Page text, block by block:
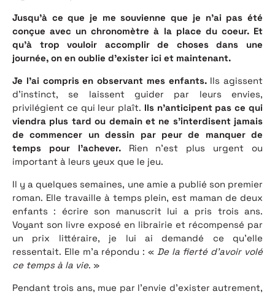
Jusqu’à ce que je me souvienne que je n’ai pas été
conçue avec un chronomètre à la place du coeur. Et
qu’à trop vouloir accomplir de choses dans une
journée, on en oublie d’exister ici et maintenant.
Je l’ai compris en observant mes enfants.Ils agissent
d’instinct, se laissent guider par leurs envies,
privilégient ce qui leur plaît. Ils n’anticipent pas ce qui
viendra plus tard ou demain et ne s’interdisent jamais
de commencer un dessin par peur de manquer de
temps pour l’achever.Rien n’est plus urgent ou
important à leurs yeux que le jeu.
Il y a quelques semaines, une amie a publié son premier
roman. Elle travaille à temps plein, est maman de deux
enfants : écrire son manuscrit lui a pris trois ans.
Voyant son livre exposé en librairie et récompensé par
un prix littéraire, je lui ai demandé ce qu’elle
ressentait. Elle m’a répondu : « De la fierté d’avoir volé
ce temps à la vie. »
Pendant trois ans, mue par l’envie d’exister autrement,